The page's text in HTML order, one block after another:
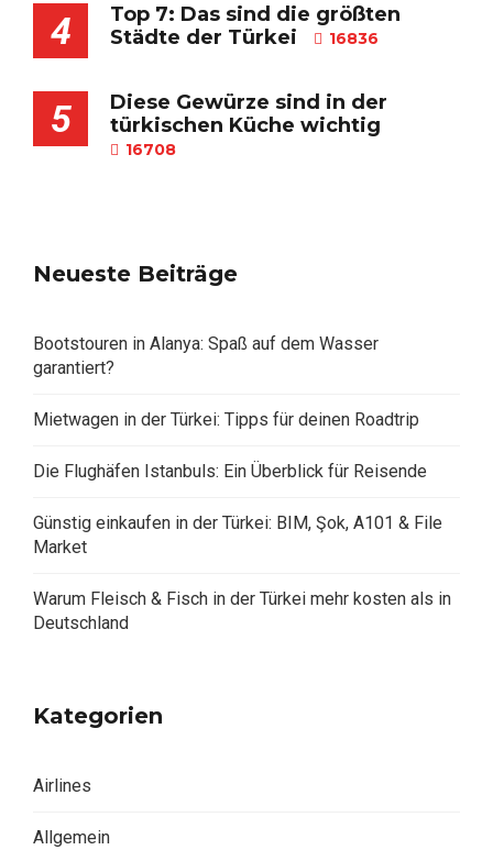
4
Top 7: Das sind die größten
Städte der Türkei
16836
5
Diese Gewürze sind in der
türkischen Küche wichtig
16708
Neueste Beiträge
Bootstouren in Alanya: Spaß auf dem Wasser
garantiert?
Mietwagen in der Türkei: Tipps für deinen Roadtrip
Die Flughäfen Istanbuls: Ein Überblick für Reisende
Günstig einkaufen in der Türkei: BIM, Şok, A101 & File
Market
Warum Fleisch & Fisch in der Türkei mehr kosten als in
Deutschland
Kategorien
Airlines
Allgemein